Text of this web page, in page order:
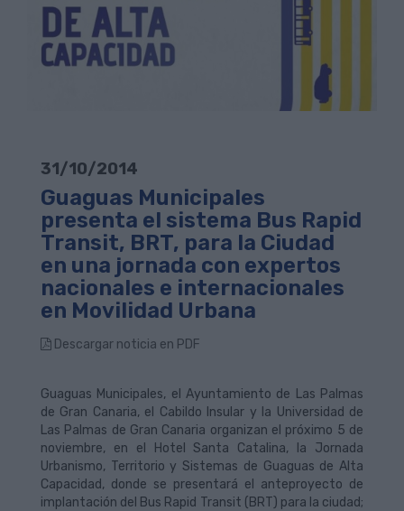
31/10/2014
Guaguas Municipales
presenta el sistema Bus Rapid
Transit, BRT, para la Ciudad
en una jornada con expertos
nacionales e internacionales
en Movilidad Urbana
Descargar noticia en PDF
Guaguas Municipales, el Ayuntamiento de Las Palmas
de Gran Canaria, el Cabildo Insular y la Universidad de
Las Palmas de Gran Canaria organizan el próximo 5 de
noviembre, en el Hotel Santa Catalina, la Jornada
Urbanismo, Territorio y Sistemas de Guaguas de Alta
Capacidad, donde se presentará el anteproyecto de
implantación del Bus Rapid Transit (BRT) para la ciudad;